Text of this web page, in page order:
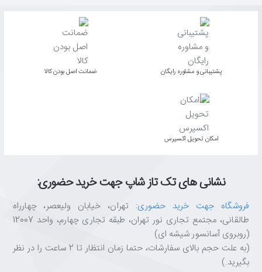
پشتیبانی و مشاوره رایگان ﺿﻤﺎﻧﺖ اﺻﻞ ﺑﻮدن ﮐﺎﻟﺎ
اﻣﮑﺎن ﺗﺤﻮﯾﻞ اﮐﺴﭙﺮس
نشانی های تک تاز شاپ جهت خرید حضوری:
فروشگاه جهت خرید حضوری: تهران، خیابان ولیعصر، چهارراه
طالقانی، مجتمع تجاری نور تهران، طبقه تجاری چهارم، واحد 12007
(روبروی آسانسور شیشه ای)
(به علت حجم بالای سفارشات، حتما زمان انتظار تا 2 ساعت را در نظر
بگیرید.)